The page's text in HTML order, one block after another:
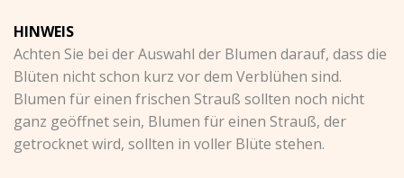
HINWEIS
Achten Sie bei der Auswahl der Blumen darauf, dass die
Blüten nicht schon kurz vor dem Verblühen sind.
Blumen für einen frischen Strauß sollten noch nicht
ganz geöffnet sein, Blumen für einen Strauß, der
getrocknet wird, sollten in voller Blüte stehen.